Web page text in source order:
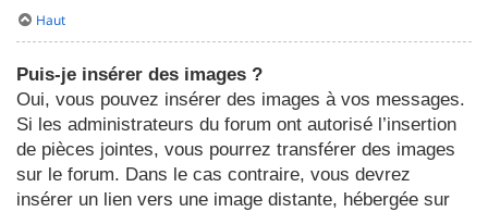
Haut
Puis-je insérer des images ?
Oui, vous pouvez insérer des images à vos messages.
Si les administrateurs du forum ont autorisé l’insertion
de pièces jointes, vous pourrez transférer des images
sur le forum. Dans le cas contraire, vous devrez
insérer un lien vers une image distante, hébergée sur